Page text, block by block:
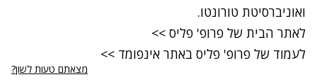
ואוניברסיטת טורונטו.
לאתר הבית של פרופ' פליס >>
לעמוד של פרופ' פליס באתר אינפומד >>
מצאתם טעות לשון?